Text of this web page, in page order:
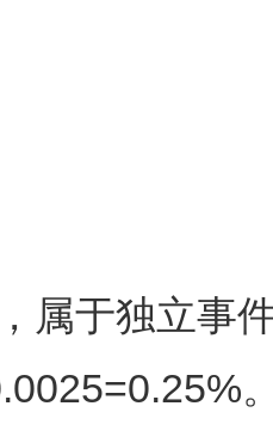
属于独立事